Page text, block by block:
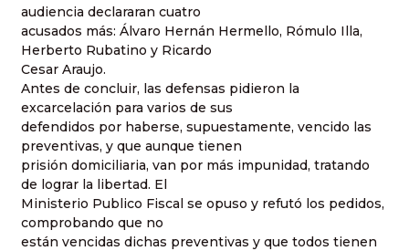
audiencia declararan cuatro
acusados más: Álvaro Hernán Hermello, Rómulo Illa,
Herberto Rubatino y Ricardo
Cesar Araujo.
Antes de concluir, las defensas pidieron la
excarcelación para varios de sus
defendidos por haberse, supuestamente, vencido las
preventivas, y que aunque tienen
prisión domiciliaria, van por más impunidad, tratando
de lograr la libertad. El
Ministerio Publico Fiscal se opuso y refutó los pedidos,
comprobando que no
están vencidas dichas preventivas y que todos tienen